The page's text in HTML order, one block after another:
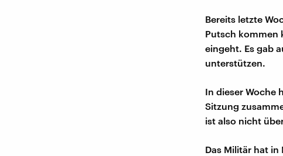
Bereits letzte
Putsch kommen
eingeht. Es gab
unterstützen.
In dieser Woche
Sitzung
ist also nicht
Das Militär hat